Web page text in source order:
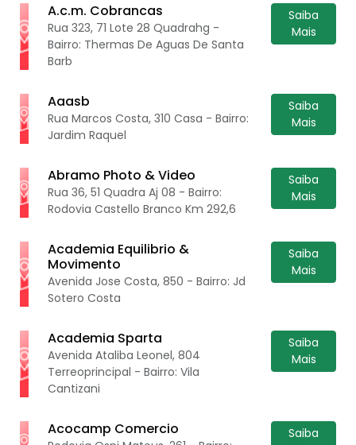
A.c.m. Cobrancas
Rua 323, 71 Lote 28 Quadrahg -
Bairro: Thermas De Aguas De Santa
Barb
Saiba
Mais
Aaasb
Rua Marcos Costa, 310 Casa - Bairro:
Jardim Raquel
Saiba
Mais
Abramo Photo & Video
Rua 36, 51 Quadra Aj 08 - Bairro:
Rodovia Castello Branco Km 292,6
Saiba
Mais
Academia Equilibrio &
Movimento
Avenida Jose Costa, 850 - Bairro: Jd
Sotero Costa
Saiba
Mais
Academia Sparta
Avenida Ataliba Leonel, 804
Terreoprincipal - Bairro: Vila
Cantizani
Saiba
Mais
Acocamp Comercio
Saiba